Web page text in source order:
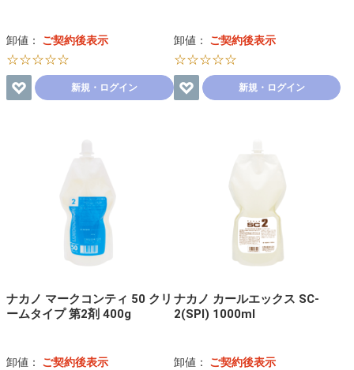
卸値： ご契約後表示
☆☆☆☆☆
新規・ログイン
卸値： ご契約後表示
☆☆☆☆☆
新規・ログイン
ナカノ マークコンティ 50 クリ
ームタイプ 第2剤 400g
卸値： ご契約後表示
ナカノ カールエックス SC-
2(SPI) 1000ml
卸値： ご契約後表示